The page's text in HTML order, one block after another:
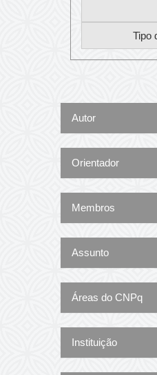
Autor
Orientador
Membros
Assunto
Áreas do CNPq
Instituição